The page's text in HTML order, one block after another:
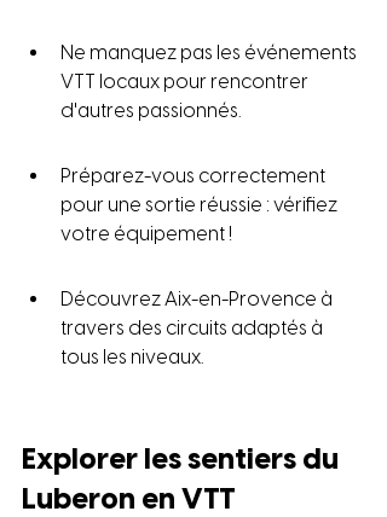
Ne manquez pas les événements
VTT locaux pour rencontrer
d'autres passionnés.
Préparez-vous correctement
pour une sortie réussie : vérifiez
votre équipement !
Découvrez Aix-en-Provence à
travers des circuits adaptés à
tous les niveaux.
Explorer les sentiers du
Luberon en VTT